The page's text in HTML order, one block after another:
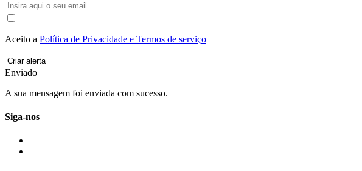
Aceito a Política de Privacidade e Termos de serviço
Enviado
A sua mensagem foi enviada com sucesso.
Siga-nos